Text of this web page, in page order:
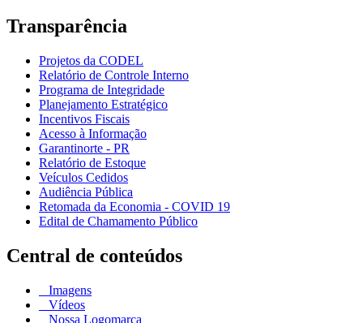
Transparência
Projetos da CODEL
Relatório de Controle Interno
Programa de Integridade
Planejamento Estratégico
Incentivos Fiscais
Acesso à Informação
Garantinorte - PR
Relatório de Estoque
Veículos Cedidos
Audiência Pública
Retomada da Economia - COVID 19
Edital de Chamamento Público
Central de conteúdos
Imagens
Vídeos
Nossa Logomarca